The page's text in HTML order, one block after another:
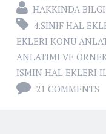
HAKKINDA BILGI
4.SINIF HAL
EKLERI KONU
ANLATIMI VE
ISMIN HAL EKLERI
21 COMMENTS